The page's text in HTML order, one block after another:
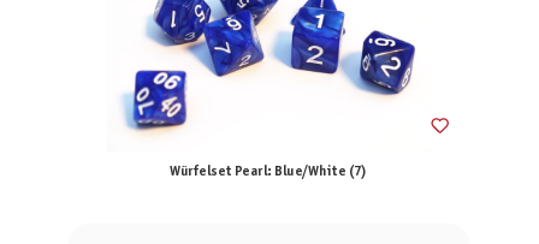
Würfelset Pearl: Blue/White (7)